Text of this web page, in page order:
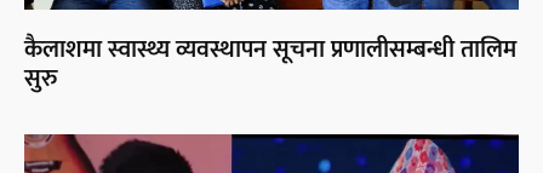
कैलाशमा स्वास्थ्य व्यवस्थापन सूचना प्रणालीसम्बन्धी तालिम
सुरु